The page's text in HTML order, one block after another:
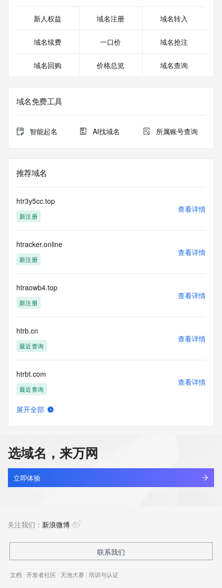
新人权益 域名注册 域名转入
域名续费 一口价 域名抢注
域名回购 价格总览 域名查询
域名免费工具
智能起名 AI找域名 所属账号查询
推荐域名
htr3y5cc.top
新注册
查看详情
htracker.online
新注册
查看详情
htraowb4.top
新注册
查看详情
htrb.cn
最近查询
查看详情
htrbt.com
最近查询
查看详情
htrfiea.cn
最近查询
查看详情
最近查询
展开全部
选域名，来万网
立即体验
关注我们： 新浪微博
联系我们
文档 | 开发者社区 | 天池大赛 | 培训与认证